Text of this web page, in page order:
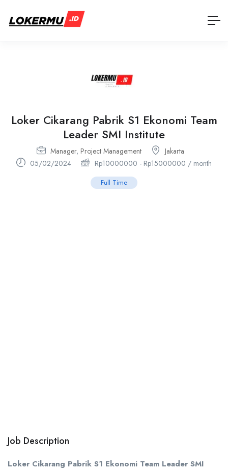
Loker Cikarang Pabrik S1 Ekonomi Team
Leader SMI Institute
Manager, Project Management
Jakarta
05/02/2024
Rp10000000 - Rp15000000 / month
Full Time
Job Description
Loker Cikarang Pabrik S1 Ekonomi Team Leader SMI